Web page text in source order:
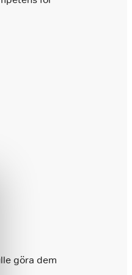
göra dem